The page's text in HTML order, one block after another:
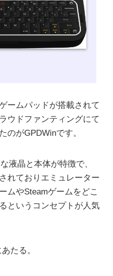
ームパッドが搭載されて
ウドファンティングにて
のがGPDWinです。
液晶と本体が特徴で、
れておりエミュレーター
ムやSteamゲームをどこ
というコンセプトが人気
たる。